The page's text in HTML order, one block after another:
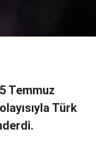
Temmuz
Türk